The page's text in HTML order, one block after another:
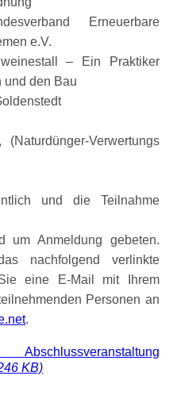
Erneuerbare
e.V.
– Ein Praktiker
und den Bau
Verwertungs
und die Teilnahme
um Anmeldung gebeten.
nachfolgend verlinkte
eine E-Mail mit Ihrem
Personen an
.
KB)